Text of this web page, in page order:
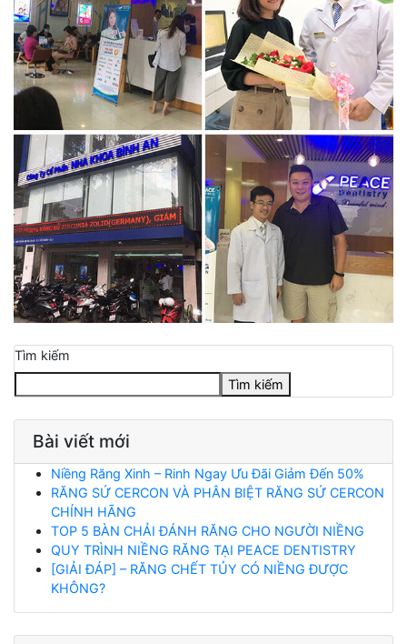
Tìm kiếm
Tìm kiếm
Bài viết mới
Niềng Răng Xinh – Rinh Ngay Ưu Đãi Giảm Đến 50%
RĂNG SỨ CERCON VÀ PHÂN BIỆT RĂNG SỨ CERCON
CHÍNH HÃNG
TOP 5 BÀN CHẢI ĐÁNH RĂNG CHO NGƯỜI NIỀNG
QUY TRÌNH NIỀNG RĂNG TẠI PEACE DENTISTRY
[GIẢI ĐÁP] – RĂNG CHẾT TỦY CÓ NIỀNG ĐƯỢC
KHÔNG?